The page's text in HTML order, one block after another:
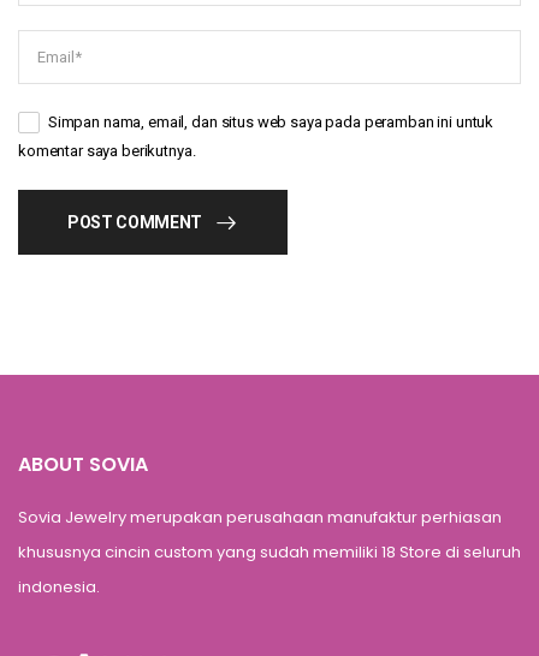
Simpan nama, email, dan situs web saya pada peramban ini untuk
komentar saya berikutnya.
POST COMMENT
ABOUT SOVIA
Sovia Jewelry merupakan perusahaan manufaktur perhiasan
khususnya cincin custom yang sudah memiliki 18 Store di seluruh
indonesia.